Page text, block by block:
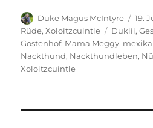
Autor
Duke Magus McIntyre
am
19.
Rüde,Xoloitzcuintle Dukiii,
Gostenhof, Mama Meggy,
Nackthund, Nackthundleben,
Xoloitzcuintle